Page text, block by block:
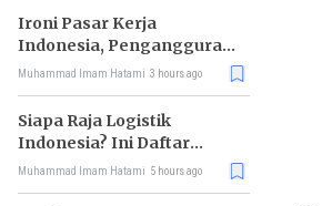
Ironi Pasar Kerja
Indonesia, Pengangguran
Didominasi Lulusan SMK
Muhammad Imam Hatami 3 hours ago
Siapa Raja Logistik
Indonesia? Ini Daftar
Pemimpin Pasarnya
Muhammad Imam Hatami 5 hours ago